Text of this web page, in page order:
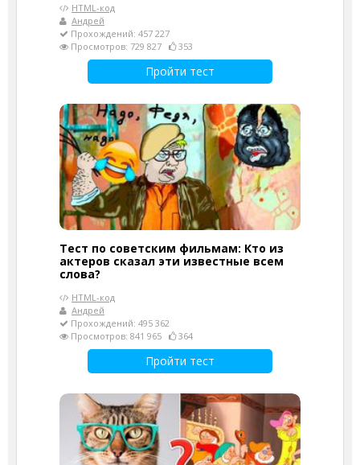
HTML-код
Андрей
Прохождений: 457 227
Просмотров: 729 827
353
Пройти тест
Тест по советским фильмам: Кто из
актеров сказал эти известные всем
слова?
HTML-код
Андрей
Прохождений: 495 362
Просмотров: 841 965
364
Пройти тест